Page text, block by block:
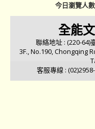
今日瀏覽人
全能
聯絡地址 : (220-64)
3F., No.190, Chongqing
客服專線 :